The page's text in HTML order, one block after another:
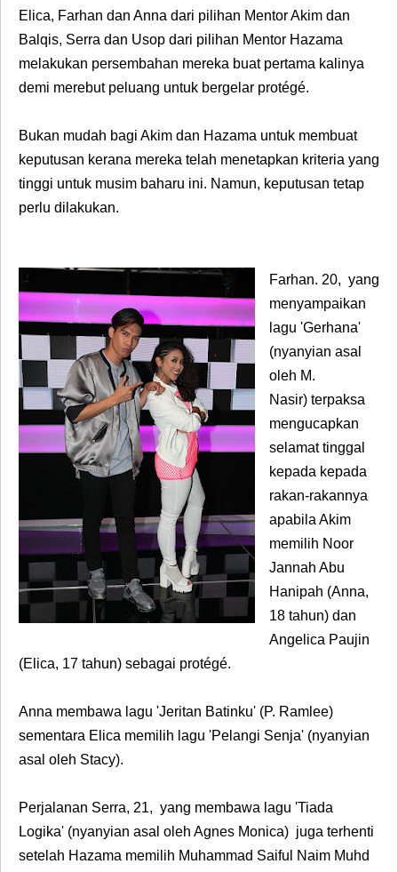
Elica, Farhan dan Anna dari pilihan Mentor Akim dan
Balqis, Serra dan Usop dari pilihan Mentor Hazama
melakukan persembahan mereka buat pertama kalinya
demi merebut peluang untuk bergelar protégé.
Bukan mudah bagi Akim dan Hazama untuk membuat
keputusan kerana mereka telah menetapkan kriteria yang
tinggi untuk musim baharu ini. Namun, keputusan tetap
perlu dilakukan.
Farhan. 20, yang
menyampaikan
lagu 'Gerhana'
(nyanyian asal
oleh M.
Nasir) terpaksa
mengucapkan
selamat tinggal
kepada kepada
rakan-rakannya
apabila Akim
memilih Noor
Jannah Abu
Hanipah (Anna,
18 tahun) dan
Angelica Paujin
(Elica, 17 tahun) sebagai protégé.
Anna membawa lagu 'Jeritan Batinku' (P. Ramlee)
sementara Elica memilih lagu 'Pelangi Senja' (nyanyian
asal oleh Stacy).
Perjalanan Serra, 21, yang membawa lagu 'Tiada
Logika' (nyanyian asal oleh Agnes Monica) juga terhenti
setelah Hazama memilih Muhammad Saiful Naim Muhd